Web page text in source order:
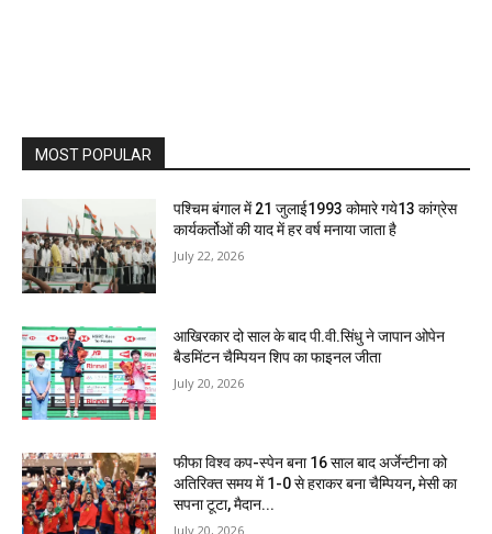
MOST POPULAR
पश्चिम बंगाल में 21 जुलाई1993 कोमारे गये13 कांग्रेस
कार्यकर्तोओं की याद में हर वर्ष मनाया जाता है
July 22, 2026
आखिरकार दो साल के बाद पी.वी.सिंधु ने जापान ओपेन
बैडमिंटन चैम्पियन शिप का फाइनल जीता
July 20, 2026
फीफा विश्व कप-स्पेन बना 16 साल बाद अर्जेन्टीना को
अतिरिक्त समय में 1-0 से हराकर बना चैम्पियन, मेसी का
सपना टूटा, मैदान...
July 20, 2026